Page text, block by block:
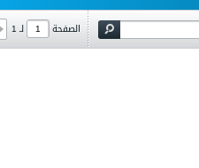
الصفحة لـ1